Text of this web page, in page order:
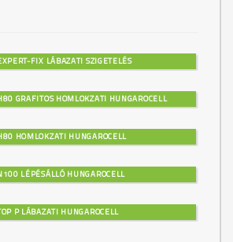
FIX LÁBAZATI SZIGETELÉS
GRAFITOS HOMLOKZATI HUNGAROCELL
HOMLOKZATI HUNGAROCELL
LÉPÉSÁLLÓ HUNGAROCELL
P LÁBAZATI HUNGAROCELL